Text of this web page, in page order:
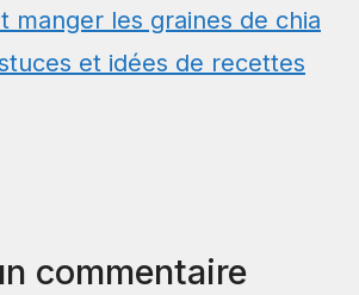
manger les graines de chia
et idées de recettes
commentaire